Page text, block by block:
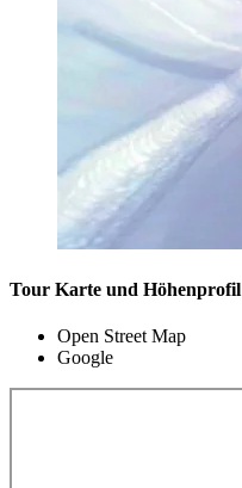
Tour Karte und Höhenprofil
Open Street Map
Google